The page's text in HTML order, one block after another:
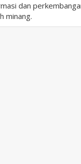
dan
minang.